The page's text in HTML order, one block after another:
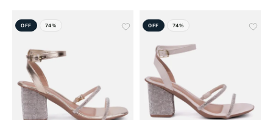
OFF 74% OFF 74%